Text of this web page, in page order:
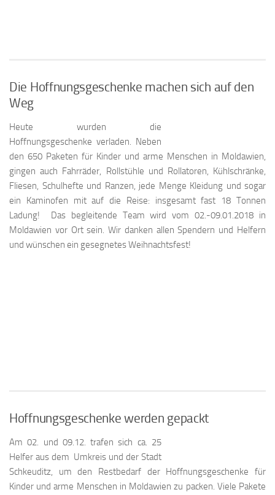
Die Hoffnungsgeschenke machen sich auf den
Weg
Heute wurden die
Hoffnungsgeschenke verladen. Neben
den 650 Paketen für Kinder und arme Menschen in Moldawien,
gingen auch Fahrräder, Rollstühle und Rollatoren, Kühlschränke,
Fliesen, Schulhefte und Ranzen, jede Menge Kleidung und sogar
ein Kaminofen mit auf die Reise: insgesamt fast 18 Tonnen
Ladung! Das begleitende Team wird vom 02.-09.01.2018 in
Moldawien vor Ort sein. Wir danken allen Spendern und Helfern
und wünschen ein gesegnetes Weihnachtsfest!
Hoffnungsgeschenke werden gepackt
Am 02. und 09.12. trafen sich ca. 25
Helfer aus dem Umkreis und der Stadt
Schkeuditz, um den Restbedarf der Hoffnungsgeschenke für
Kinder und arme Menschen in Moldawien zu packen. Viele Pakete